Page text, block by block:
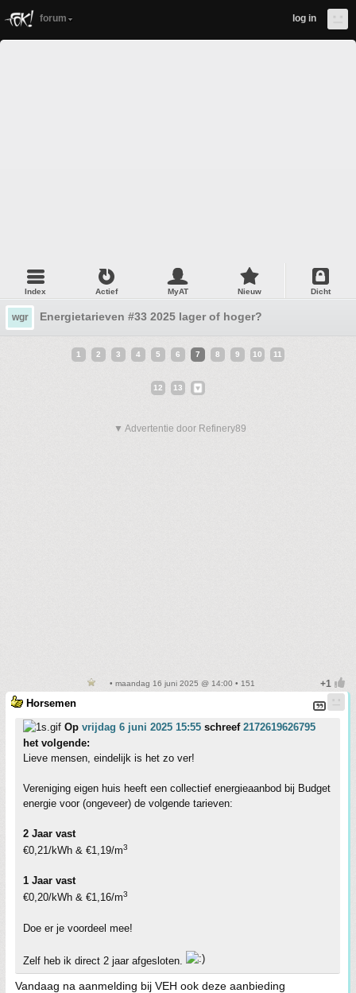
forum log in
Index Actief MyAT Nieuw Dicht
wgr Energietarieven #33 2025 lager of hoger?
1 2 3 4 5 6 7 8 9 10 11
12 13
▼ Advertentie door Refinery89
• maandag 16 juni 2025 @ 14:00 • 151
Horsemen
Op vrijdag 6 juni 2025 15:55 schreef 2172619626795
het volgende:
Lieve mensen, eindelijk is het zo ver!
Vereniging eigen huis heeft een collectief energieaanbod bij Budget
energie voor (ongeveer) de volgende tarieven:
2 Jaar vast
€0,21/kWh & €1,19/m3
1 Jaar vast
€0,20/kWh & €1,16/m3
Doe er je voordeel mee!
Zelf heb ik direct 2 jaar afgesloten.
Vandaag na aanmelding bij VEH ook deze aanbieding